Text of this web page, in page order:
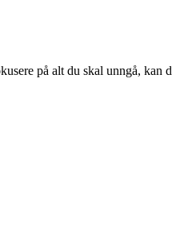
på alt du skal unngå, kan